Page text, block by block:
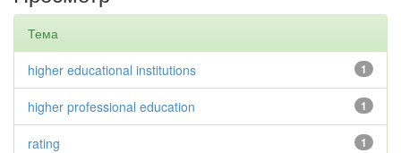
Тема
1
higher educational institutions
1
higher professional education
1
rating